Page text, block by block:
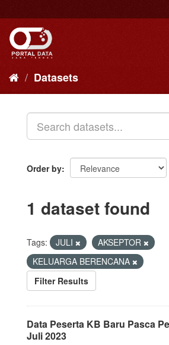
to
content
Datasets
Order by
1 dataset found
Tags: JULI
AKSEPTOR
KELUARGA BERENCANA
Filter Results
Data Peserta KB Baru Pasca
Juli 2023